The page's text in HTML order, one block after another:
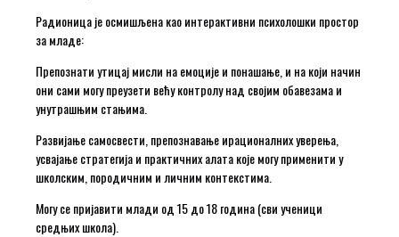
Радионица је осмишљена као интерактивни психолошки простор
за младе:
Препознати утицај мисли на емоције и понашање, и на који начин
они сами могу преузети већу контролу над својим обавезама и
унутрашњим стањима.
Развијање самосвести, препознавање ирационалних уверења,
усвајање стратегија и практичних алата које могу применити у
школским, породичним и личним контекстима.
Могу се пријавити млади од 15 до 18 година (сви ученици
средњих школа).